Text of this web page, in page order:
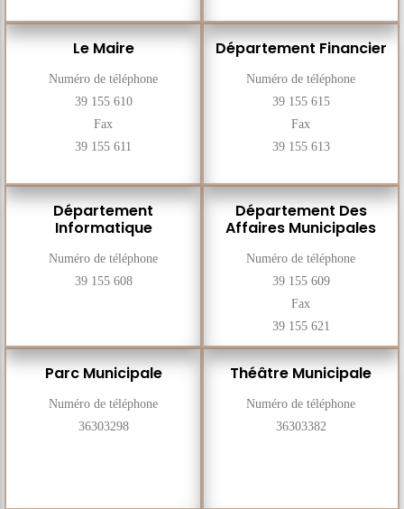
Département Financier
Numéro de téléphone
39 155 615
Fax
39 155 613
Le Maire
Numéro de téléphone
39 155 610
Fax
39 155 611
Département Des
Affaires Municipales
Numéro de téléphone
39 155 609
Fax
39 155 621
Département
Informatique
Numéro de téléphone
39 155 608
Théâtre Municipale
Numéro de téléphone
36303382
Parc Municipale
Numéro de téléphone
36303298